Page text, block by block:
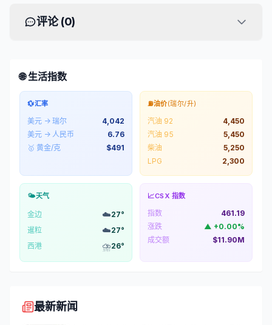
评论 (0)
🌐 生活指数
💱汇率
美元 → 瑞尔
4,042
美元 → 人民币
6.76
🥇 黄金/克
$491
⛽油价(瑞尔/升)
汽油 92
4,450
汽油 95
5,450
柴油
5,250
LPG
2,300
🌤️天气
金边 ☁️27°
暹粒
☁️27°
西港
⛈️26°
📈CSX 指数
指数
461.19
涨跌
▲ +0.00%
成交额
$11.90M
最新新闻